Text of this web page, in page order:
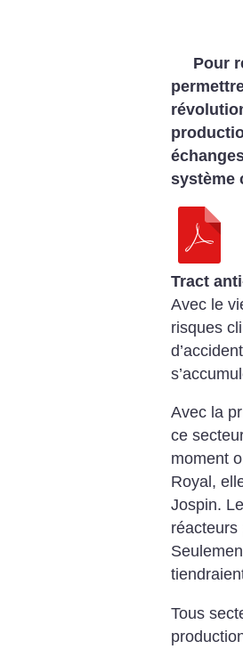
Pour
système
Tract
Avec le
risques
Avec la
ce
moment
Royal,
Jospin.
réacteurs
Tous